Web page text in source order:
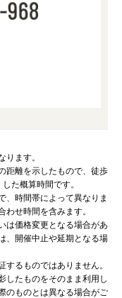
ます。
距離を示したもので、徒歩
た概算時間です。
、時間帯によって異なりま
せ時間を含みます。
は価格変更となる場合があ
、開催中止や延期となる場
るものではありません。
したものをそのまま利用し
のものとは異なる場合がご